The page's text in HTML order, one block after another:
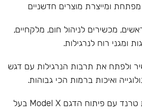
מכשירים לניהול חום, מלקחיים,
ומגני רוח לנרגילות.
ולפתח את תרבות הנרגילות עם דגש
ואיכות ברמות הכי גבוהות.
חדשנות - יצירת טרנד עם פיתוח הדגם Model X בעל